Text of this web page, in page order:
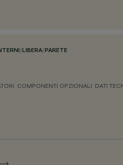
/LIBERA/PARETE
COMPONENTI OPZIONALI DATI